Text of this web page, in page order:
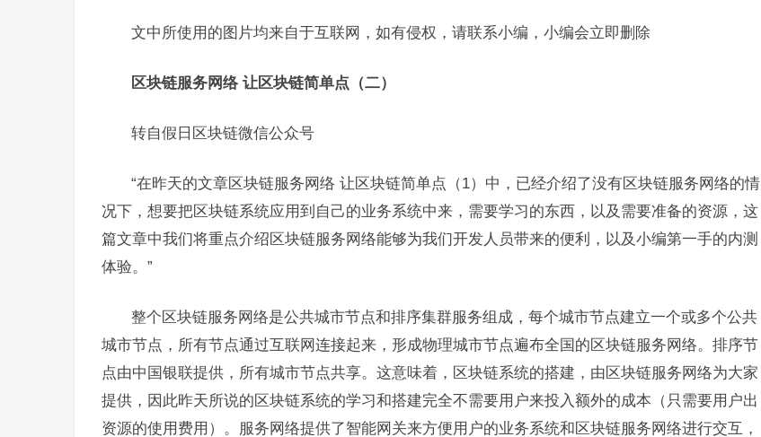
文中所使用的图片均来自于互联网，如有侵权，请联系小编，小编会立即删除
区块链服务网络 让区块链简单点（二）
转自假日区块链微信公众号
“在昨天的文章区块链服务网络 让区块链简单点（1）中，已经介绍了没有区块链服务网络的情
况下，想要把区块链系统应用到自己的业务系统中来，需要学习的东西，以及需要准备的资源，这
篇文章中我们将重点介绍区块链服务网络能够为我们开发人员带来的便利，以及小编第一手的内测
体验。”
整个区块链服务网络是公共城市节点和排序集群服务组成，每个城市节点建立一个或多个公共
城市节点，所有节点通过互联网连接起来，形成物理城市节点遍布全国的区块链服务网络。排序节
点由中国银联提供，所有城市节点共享。这意味着，区块链系统的搭建，由区块链服务网络为大家
提供，因此昨天所说的区块链系统的学习和搭建完全不需要用户来投入额外的成本（只需要用户出
资源的使用费用）。服务网络提供了智能网关来方便用户的业务系统和区块链服务网络进行交互，